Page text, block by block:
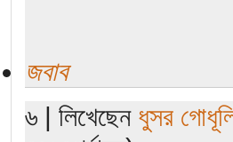
জবাব
৬ | লিখেছেন ধুসর